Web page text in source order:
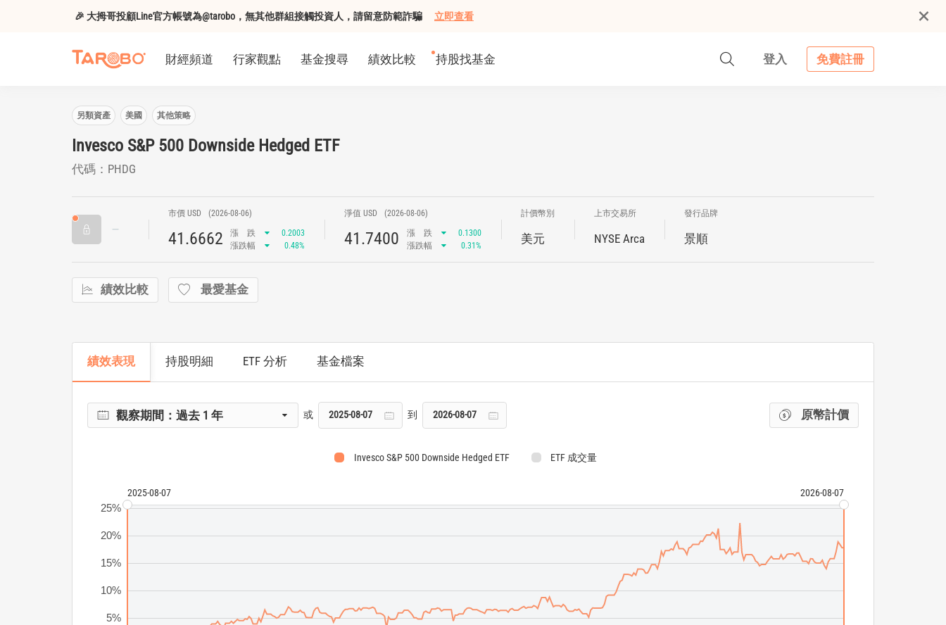
🎉 大拇哥投顧Line官方帳號為@tarobo，無其他群組接觸投資人，請留意防範詐騙 立即查看
財經頻道 行家觀點 基金搜尋 績效比較 持股找基金 登入 免費註冊
另類資產 美國 其他策略
Invesco S&P 500 Downside Hedged ETF
代碼：PHDG
市價 USD (2026-08-06)
41.6662 漲 跌
0.2003
漲跌幅
0.48%
淨值 USD (2026-08-06)
41.7400 漲 跌
0.1300
漲跌幅
0.31%
計價幣別
美元
上市交易所
NYSE Arca
發行品牌
景順
績效比較 最愛基金
績效表現 持股明細 ETF 分析 基金檔案
觀察期間：過去 1 年 或 到 原幣計價
Invesco S&P 500 Downside Hedged ETF ETF 成交量
2025-08-07 2026-08-07
5%
10%
15%
20%
25%